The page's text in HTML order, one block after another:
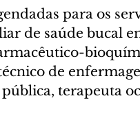
para os
de saúde bucal
de
terapeuta